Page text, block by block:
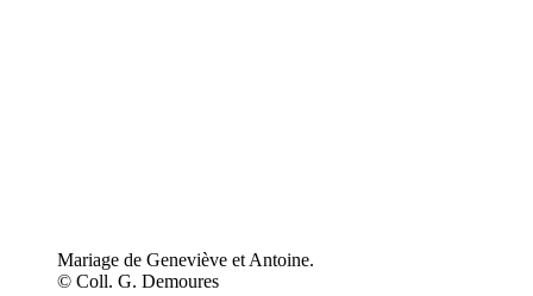
Mariage de Geneviève et Antoine.
© Coll. G. Demoures